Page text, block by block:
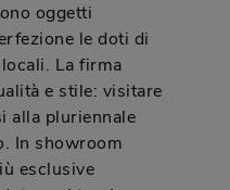
oggetti
le doti di
La firma
e stile: visitare
alla pluriennale
In showroom
esclusive